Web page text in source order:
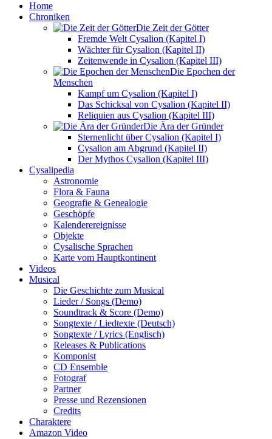
Home
Chroniken
Die Zeit der Götter
Fremde Welt Cysalion (Kapitel I)
Wächter für Cysalion (Kapitel II)
Zeitenwende in Cysalion (Kapitel III)
Die Epochen der
Menschen
Kampf um Cysalion (Kapitel I)
Das Schicksal von Cysalion (Kapitel II)
Reliquien aus Cysalion (Kapitel III)
Die Ära der Gründer
Sternenlicht über Cysalion (Kapitel I)
Cysalion am Abgrund (Kapitel II)
Der Mythos Cysalion (Kapitel III)
Cysalipedia
Astronomie
Flora & Fauna
Geografie & Genealogie
Geschöpfe
Kalenderereignisse
Objekte
Cysalische Sprachen
Karte vom Hauptkontinent
Videos
Musical
Die Geschichte zum Musical
Lieder / Songs (Demo)
Soundtrack & Score (Demo)
Songtexte / Liedtexte (Deutsch)
Songtexte / Lyrics (Englisch)
Releases & Publications
Komponist
CD Ensemble
Fotograf
Partner
Presse und Rezensionen
Credits
Charaktere
Amazon Video